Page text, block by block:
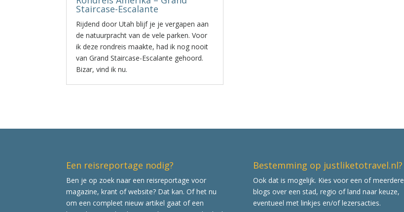
Staircase-Escalante
Rijdend door Utah blijf je je vergapen aan
de natuurpracht van de vele parken. Voor
ik deze rondreis maakte, had ik nog nooit
van Grand Staircase-Escalante gehoord.
Bizar, vind ik nu.
Een reisreportage nodig?
Ben je op zoek naar een reisreportage voor
magazine, krant of website? Dat kan. Of het nu
om een compleet nieuw artikel gaat of een
Bestemming op justliketotravel.nl?
Ook dat is mogelijk. Kies voor een of meerdere
blogs over een stad, regio of land naar keuze,
eventueel met linkjes en/of lezersacties.